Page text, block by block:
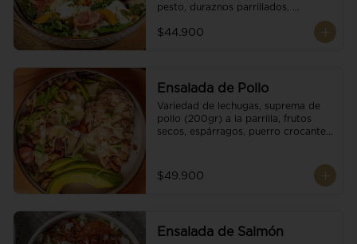
pesto, duraznos parrillados,
tomate cherry y vinagreta
$44.900
Ensalada de Pollo
Variedad de lechugas, suprema de
pollo (200gr) a la parrilla, frutos
secos, espárragos, puerro crocante,
balsámico.
$49.900
Ensalada de Salmón